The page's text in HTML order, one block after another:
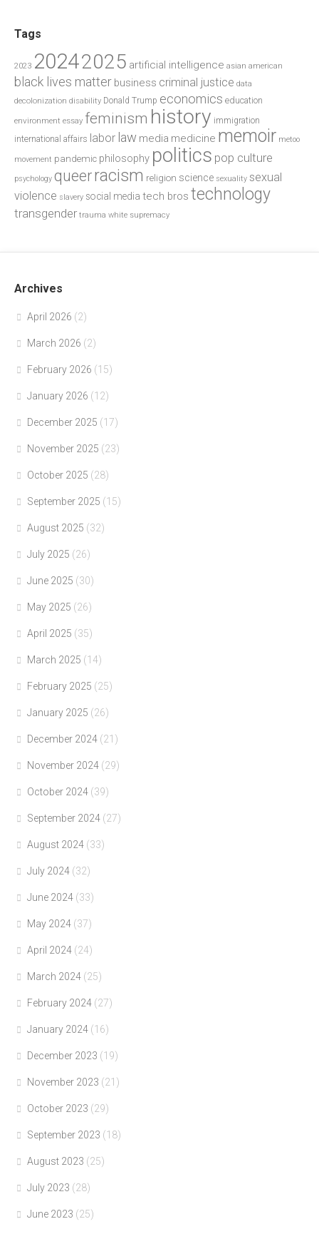
Tags
2023 20242025 artificial intelligence asian american
black lives matter business criminal justice data
decolonization disability Donald Trump economics education
environment essay feminism history immigration
international affairs labor law media medicine memoir metoo
movement pandemic philosophy politics pop culture
psychology queerracism religion science sexuality sexual
violence slavery social media tech bros technology
transgender trauma white supremacy
Archives
April 2026 (2)
March 2026 (2)
February 2026 (15)
January 2026 (12)
December 2025 (17)
November 2025 (23)
October 2025 (28)
September 2025 (15)
August 2025 (32)
July 2025 (26)
June 2025 (30)
May 2025 (26)
April 2025 (35)
March 2025 (14)
February 2025 (25)
January 2025 (26)
December 2024 (21)
November 2024 (29)
October 2024 (39)
September 2024 (27)
August 2024 (33)
July 2024 (32)
June 2024 (33)
May 2024 (37)
April 2024 (24)
March 2024 (25)
February 2024 (27)
January 2024 (16)
December 2023 (19)
November 2023 (21)
October 2023 (29)
September 2023 (18)
August 2023 (25)
July 2023 (28)
June 2023 (25)